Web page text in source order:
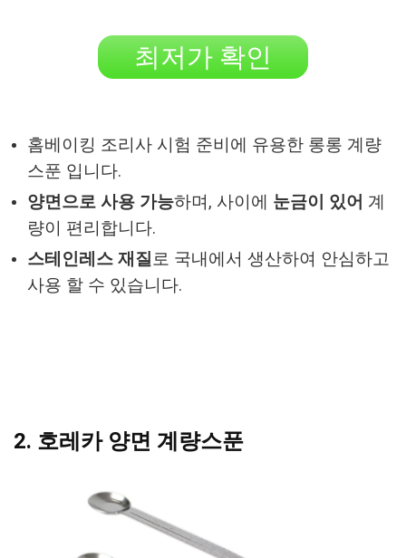
최저가 확인
홈베이킹 조리사 시험 준비에 유용한 롱롱 계량
스푼 입니다.
양면으로 사용 가능하며, 사이에 눈금이 있어 계
량이 편리합니다.
스테인레스 재질로 국내에서 생산하여 안심하고
사용 할 수 있습니다.
2. 호레카 양면 계량스푼